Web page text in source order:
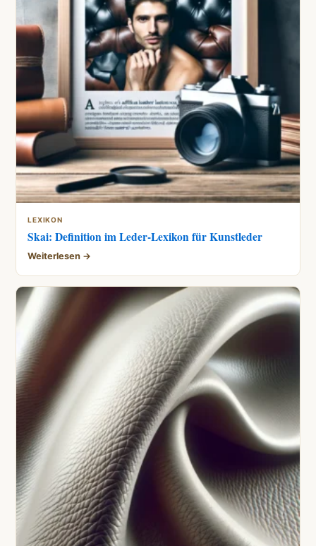
LEXIKON
Skai: Definition im Leder-Lexikon für Kunstleder
Weiterlesen →